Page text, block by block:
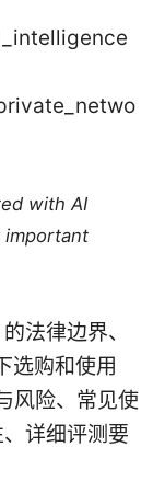
with AI
important
法律边界、
选购和使用
风险、常见使
详细评测要